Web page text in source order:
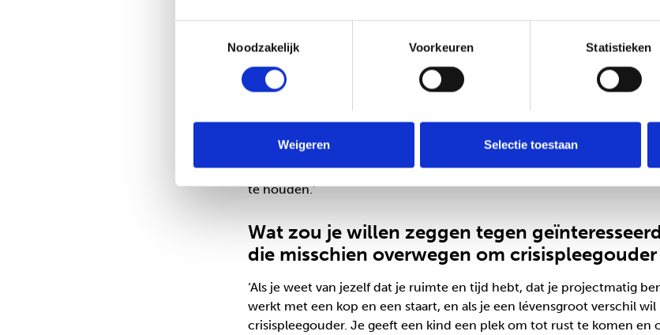
Noodzakelijk
Voorkeuren Statistieken
Weigeren Selectie toestaan
Hoe geef je die ouders een rol in jouw
Waarom is dat belangrijk?
‘De band tussen kinderen en hun ouders is ontzettend belangrijk.
blijven altijd de moeder en vader. Daarom neem ik de bezoekregeling
praat nooit negatief tegen het kind over de ouders. Dat is soms lastig:
huilen. Dan kan ik zelf ook wel huilen, of boos worden, maar dat laat
omstandigheden moet je altijd je best doen om die band tussen
te houden.’
Wat zou je willen zeggen tegen
die misschien overwegen om
‘Als je weet van jezelf dat je ruimte en tijd hebt, dat je projectmatig
werkt met een kop en een staart, en als je een lévensgroot verschil
crisispleegouder. Je geeft een kind een plek om tot rust te komen en